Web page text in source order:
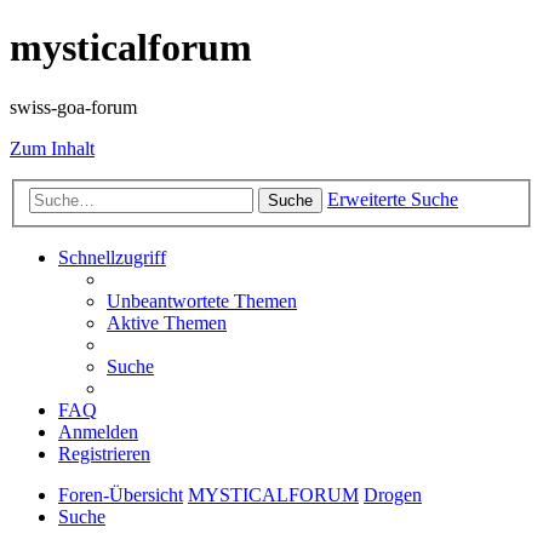
mysticalforum
swiss-goa-forum
Zum Inhalt
Suche Erweiterte Suche
Schnellzugriff
Unbeantwortete Themen
Aktive Themen
Suche
FAQ
Anmelden
Registrieren
Foren-Übersicht MYSTICALFORUM Drogen
Suche